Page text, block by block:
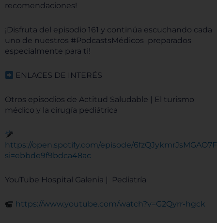
recomendaciones!
¡Disfruta del episodio 161 y continúa escuchando cada
uno de nuestros #PodcastsMédicos preparados
especialmente para ti!
ENLACES DE INTERÉS
Otros episodios de Actitud Saludable | El turismo
médico y la cirugía pediátrica
https://open.spotify.com/episode/
si=ebbde9f9bdca48ac
YouTube Hospital Galenia | Pediatría
https://www.youtube.com/watch?v=G2Qyrr-hgck